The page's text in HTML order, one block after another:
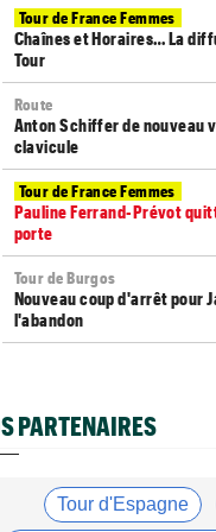
Tour de France Femmes
Chaînes et Horaires… La
Tour
Route
Anton Schiffer de nouveau
clavicule
Tour de France Femmes
Pauline Ferrand-Prévot
porte
Tour de Burgos
Nouveau coup d'arrêt pour
l'abandon
Tour de France Femmes
Antonia Niedermaier :
Média
Cyclism’Actu recrute des
PARTENAIRES
Tour d'Espagne